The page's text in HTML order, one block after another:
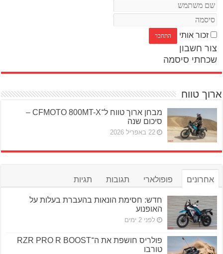
זכור אותי
צור חשבון
שכחתי סיסמה
ארוך טווח
מבחן ארוך טווח ל־CFMOTO 800MT-X –
סיכום שנה
22 באפריל 2026
אחרונים פופולארי תגובות תגיות
חדש: חסימת הונאות בהעברת בעלות על
האופנוע
לפני 2 ימים
פולריס חושפת את ה־RZR PRO R BOOST
טורבו